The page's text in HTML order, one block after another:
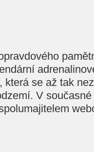
která se až tak
V